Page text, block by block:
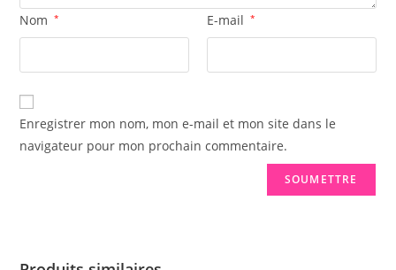
Nom * E-mail *
Enregistrer mon nom, mon e-mail et mon site dans le
navigateur pour mon prochain commentaire.